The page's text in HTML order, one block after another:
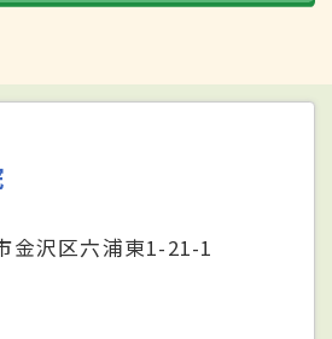
金沢区六浦東1-21-1